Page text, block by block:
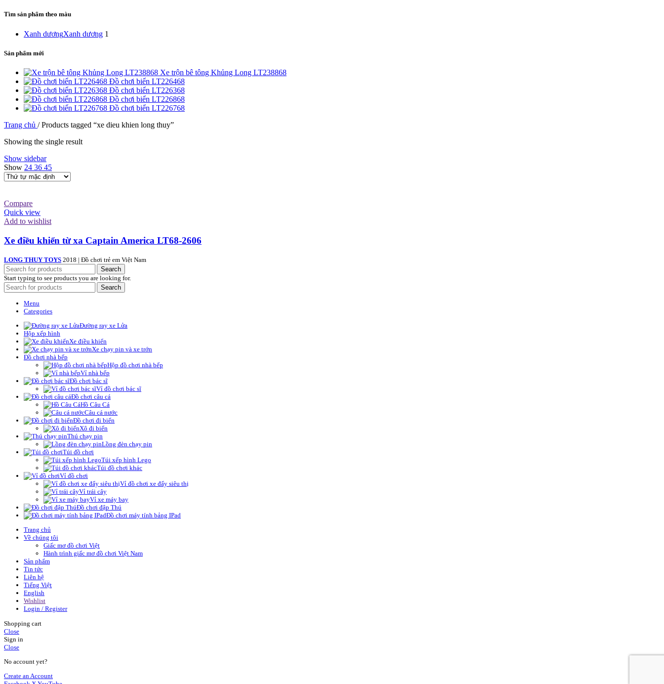
Tìm sản phẩm theo màu
Xanh dươngXanh dương 1
Sản phẩm mới
Xe trộn bê tông Khủng Long LT238868
Đồ chơi biển LT226468
Đồ chơi biển LT226368
Đồ chơi biển LT226868
Đồ chơi biển LT226768
Trang chủ / Products tagged “xe dieu khien long thuy”
Showing the single result
Show sidebar
Show 24 36 45
Compare
Quick view
Add to wishlist
Xe điều khiển từ xa Captain America LT68-2606
LONG THUY TOYS 2018 | Đồ chơi trẻ em Việt Nam
Search
Start typing to see products you are looking for.
Search
Menu
Categories
Đường ray xe Lửa
Hộp xếp hình
Xe điều khiển
Xe chạy pin và xe trớn
Đồ chơi nhà bếp
Hộp đồ chơi nhà bếp
Vỉ nhà bếp
Đồ chơi bác sĩ
Vỉ đồ chơi bác sĩ
Đồ chơi câu cá
Hồ Câu Cá
Câu cá nước
Đồ chơi đi biển
Xô đi biển
Thú chạy pin
Lồng đèn chạy pin
Túi đồ chơi
Túi xếp hình Lego
Túi đồ chơi khác
Vỉ đồ chơi
Vỉ đồ chơi xe đẩy siêu thị
Vỉ trái cây
Vỉ xe máy bay
Đồ chơi đập Thú
Đồ chơi máy tính bảng IPad
Trang chủ
Về chúng tôi
Giấc mơ đồ chơi Việt
Hành trình giấc mơ đồ chơi Việt Nam
Sản phẩm
Tin tức
Liên hệ
Tiếng Việt
English
Wishlist
Login / Register
Shopping cart
Close
Sign in
Close
No account yet?
Create an Account